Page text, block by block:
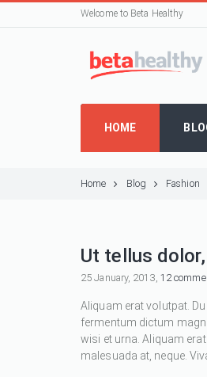
Welcome to Beta Healthy
HOME
Home Blog Fashion
Ut tellus
25 January, 2013, 12
Aliquam erat volutpat.
fermentum dictum
wisi et urna. Aliquam
malesuada at, neque.